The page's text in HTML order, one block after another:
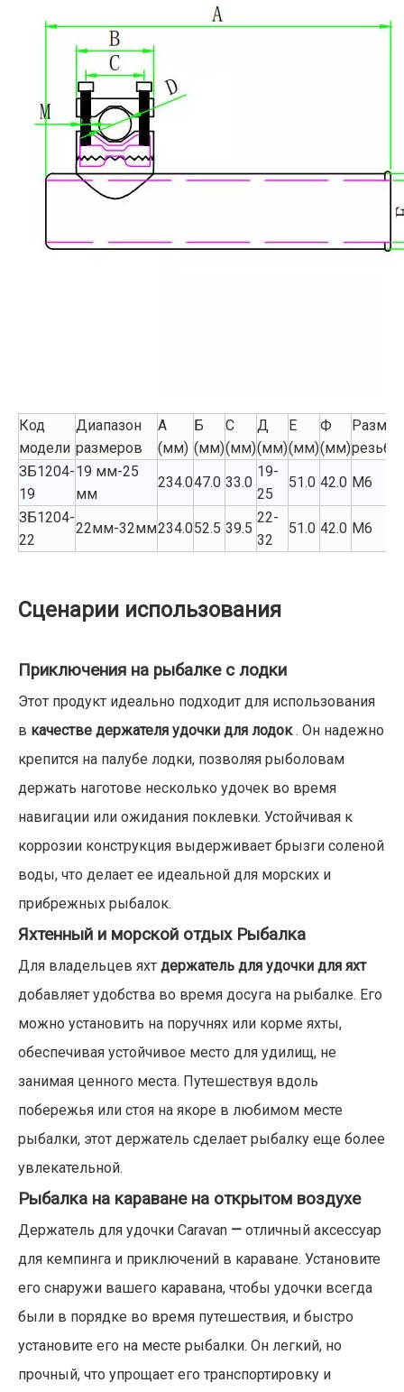
Код
модели
Диапазон
размеров
А
(мм)
Б
(мм)
С
(мм)
Д
(мм)
Е
(мм)
Ф
(мм)
Размер
резьбы
ЗБ1204-
19
19 мм-25
мм
234.047.0 33.0
19-
25
51.0 42.0 М6
ЗБ1204-
22
22мм-32мм234.052.5 39.5
22-
32
51.0 42.0 М6
Сценарии использования
Приключения на рыбалке с лодки
Этот продукт идеально подходит для использования
в качестве держателя удочки для лодок. Он надежно
крепится на палубе лодки, позволяя рыболовам
держать наготове несколько удочек во время
навигации или ожидания поклевки. Устойчивая к
коррозии конструкция выдерживает брызги соленой
воды, что делает ее идеальной для морских и
прибрежных рыбалок.
Яхтенный и морской отдых Рыбалка
Для владельцев яхт держатель для удочки для яхт
добавляет удобства во время досуга на рыбалке. Его
можно установить на поручнях или корме яхты,
обеспечивая устойчивое место для удилищ, не
занимая ценного места. Путешествуя вдоль
побережья или стоя на якоре в любимом месте
рыбалки, этот держатель сделает рыбалку еще более
увлекательной.
Рыбалка на караване на открытом воздухе
Держатель для удочки Caravan — отличный аксессуар
для кемпинга и приключений в караване. Установите
его снаружи вашего каравана, чтобы удочки всегда
были в порядке во время путешествия, и быстро
установите его на месте рыбалки. Он легкий, но
прочный, что упрощает его транспортировку и